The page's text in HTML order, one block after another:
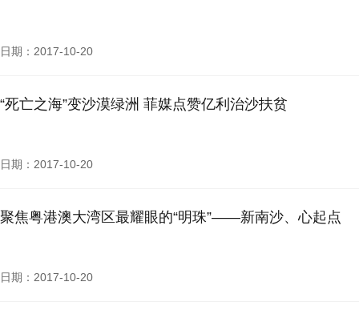
日期：2017-10-20
“死亡之海”变沙漠绿洲 菲媒点赞亿利治沙扶贫
日期：2017-10-20
聚焦粤港澳大湾区最耀眼的“明珠”——新南沙、心起点
日期：2017-10-20